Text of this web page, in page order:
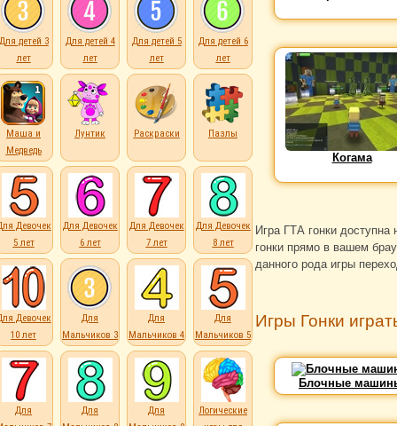
детей 3
лет
Для детей 4
лет
Для детей 5
лет
Для детей 6
лет
Маша и
Медведь
Лунтик Раскраски Пазлы
Девочек
5 лет
Для Девочек
6 лет
Для Девочек
7 лет
Для Девочек
8 лет
Девочек
10 лет
Для
Мальчиков 3
лет
Для
Мальчиков 4
лет
Для
Мальчиков 5
лет
Для
Для
Для
Логические
Когама
Игра ГТА гонки
гонки прямо в вашем
данного рода игры
Игры Гонки
Блочные